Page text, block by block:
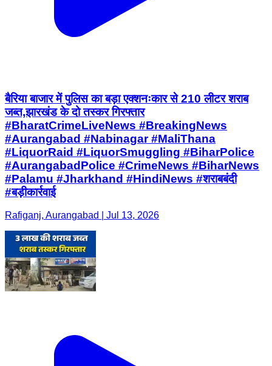
बैरिया बाजार में पुलिस का बड़ा एक्शनःकार से 210 लीटर शराब
जब्त,झारखंड के दो तस्कर गिरफ्तार
#BharatCrimeLiveNews #BreakingNews
#Aurangabad #Nabinagar #MaliThana
#LiquorRaid #LiquorSmuggling #BiharPolice
#AurangabadPolice #CrimeNews #BiharNews
#Palamu #Jharkhand #HindiNews #शराबबंदी
#बड़ीकार्रवाई
Rafiganj, Aurangabad | Jul 13, 2026